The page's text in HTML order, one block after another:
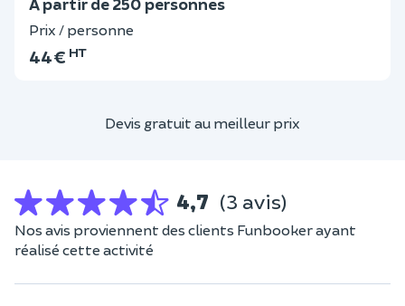
Prix / personne
44 € HT
Devis gratuit au meilleur prix
4,7 (3 avis)
Nos avis proviennent des clients Funbooker ayant
réalisé cette activité